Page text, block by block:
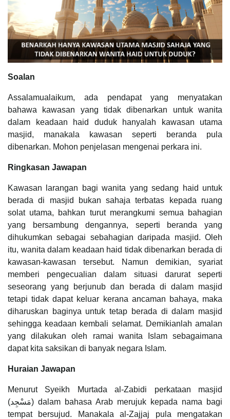
Soalan
Assalamualaikum, ada pendapat yang menyatakan
bahawa kawasan yang tidak dibenarkan untuk wanita
dalam keadaan haid duduk hanyalah kawasan utama
masjid, manakala kawasan seperti beranda pula
dibenarkan. Mohon penjelasan mengenai perkara ini.
Ringkasan Jawapan
Kawasan larangan bagi wanita yang sedang haid untuk
berada di masjid bukan sahaja terbatas kepada ruang
solat utama, bahkan turut merangkumi semua bahagian
yang bersambung dengannya, seperti beranda yang
dihukumkan sebagai sebahagian daripada masjid. Oleh
itu, wanita dalam keadaan haid tidak dibenarkan berada di
kawasan-kawasan tersebut. Namun demikian, syariat
memberi pengecualian dalam situasi darurat seperti
seseorang yang berjunub dan berada di dalam masjid
tetapi tidak dapat keluar kerana ancaman bahaya, maka
diharuskan baginya untuk tetap berada di dalam masjid
sehingga keadaan kembali selamat. Demikianlah amalan
yang dilakukan oleh ramai wanita Islam sebagaimana
dapat kita saksikan di banyak negara Islam.
Huraian Jawapan
Menurut Syeikh Murtada al-Zabidi perkataan masjid
(مَسْجِد) dalam bahasa Arab merujuk kepada nama bagi
tempat bersujud. Manakala al-Zajjaj pula mengatakan